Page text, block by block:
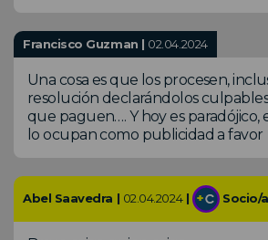
Francisco Guzman | 02.04.2024
Una cosa es que los procesen,
resolución declarándolos
que paguen…. Y hoy es paradójico,
lo ocupan como publicidad a favor
Abel Saavedra | 02.04.2024| Socio/a